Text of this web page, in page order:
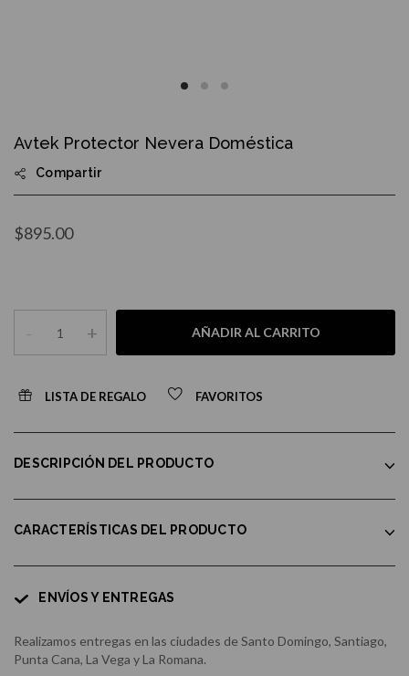
the
of
the
gallery
Avtek Protector Nevera Doméstica
Compartir
$895.00
- + AÑADIR AL CARRITO
LISTA DE REGALO FAVORITOS
DESCRIPCIÓN DEL PRODUCTO
CARACTERÍSTICAS DEL PRODUCTO
ENVÍOS Y ENTREGAS
Realizamos entregas en las ciudades de Santo Domingo, Santiago,
Punta Cana, La Vega y La Romana.